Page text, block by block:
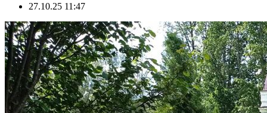
27.10.25 11:47